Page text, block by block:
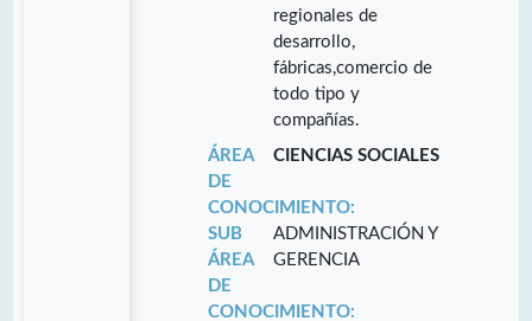
regionales de
desarrollo,
fábricas,comercio de
todo tipo y
compañías.
ÁREA
DE
CONOCIMIENTO:
CIENCIAS SOCIALES
SUB
ÁREA
DE
CONOCIMIENTO:
ADMINISTRACIÓN Y
GERENCIA